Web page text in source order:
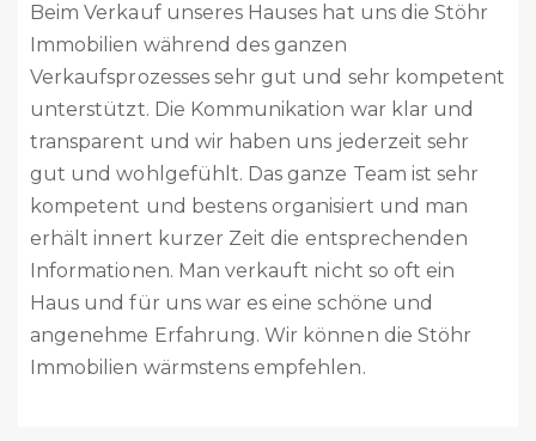
Liebes Stöhr Team
Vor 2 Monaten habt ihr unser Haus verkauft. Es
ist alles reibungslos abgelaufen. Vom ersten
Kontakt bis zum Abschluss habt Ihr uns
kompetent beraten, immer unterstützt und
alles sehr professionell abgehandelt. Das ganze
Team ist absolut kompetent, sehr freundlich
und zuvorkommend. Ich kann Stöhr Immobilien
absolut weiterempfehlen. Es ist schön zu wissen,
dass mit Stöhr Immobilien es noch kompetente
und professionelle Immobilienfirmen gibt.